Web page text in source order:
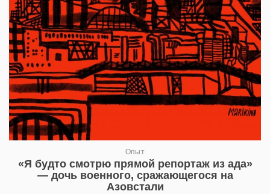
Опыт
«Я будто смотрю прямой репортаж из ада»
— дочь военного, сражающегося на
Азовстали